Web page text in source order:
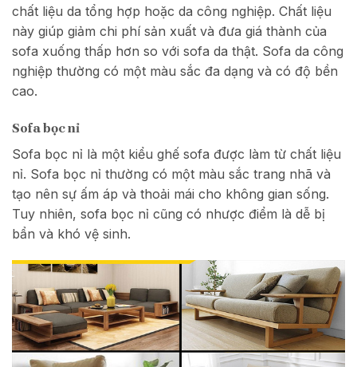
chất liệu da tổng hợp hoặc da công nghiệp. Chất liệu
này giúp giảm chi phí sản xuất và đưa giá thành của
sofa xuống thấp hơn so với sofa da thật. Sofa da công
nghiệp thường có một màu sắc đa dạng và có độ bền
cao.
Sofa bọc nỉ
Sofa bọc nỉ là một kiểu ghế sofa được làm từ chất liệu
nỉ. Sofa bọc nỉ thường có một màu sắc trang nhã và
tạo nên sự ấm áp và thoải mái cho không gian sống.
Tuy nhiên, sofa bọc nỉ cũng có nhược điểm là dễ bị
bẩn và khó vệ sinh.